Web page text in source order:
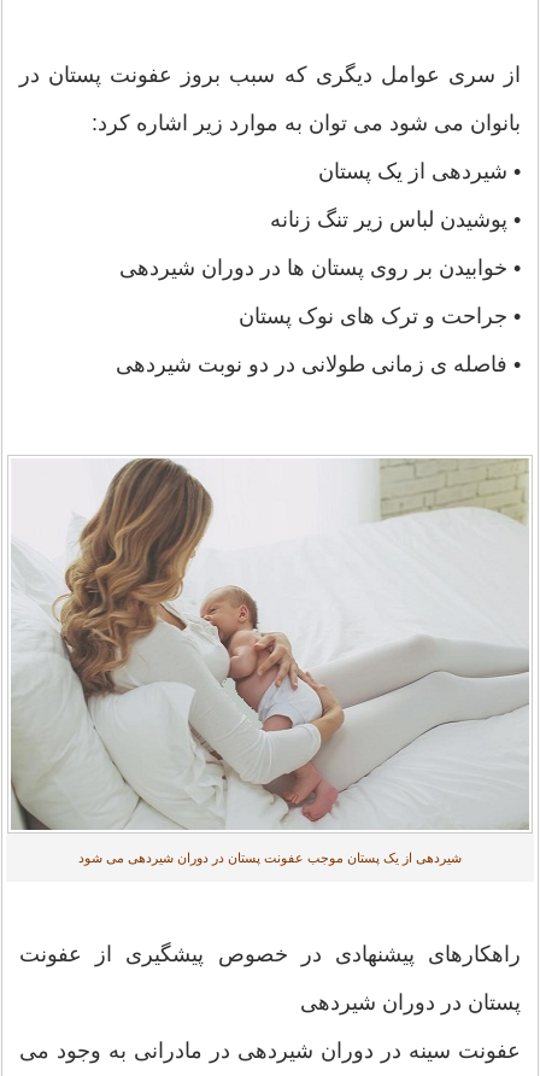
از سری عوامل دیگری که سبب بروز عفونت پستان در
بانوان می شود می توان به موارد زیر اشاره کرد:
• شیردهی از یک پستان
• پوشیدن لباس زیر تنگ زنانه
• خوابیدن بر روی پستان ها در دوران شیردهی
• جراحت و ترک های نوک پستان
• فاصله ی زمانی طولانی در دو نوبت شیردهی
شیردهی از یک پستان موجب عفونت پستان در دوران شیردهی می شود
راهکارهای پیشنهادی در خصوص پیشگیری از عفونت
پستان در دوران شیردهی
عفونت سینه در دوران شیردهی در مادرانی به وجود می